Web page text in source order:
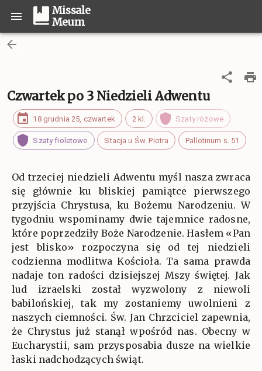
Missale
Meum
Czwartek po 3 Niedzieli Adwentu
18 grudnia 25, czwartek 2 kl. Szaty różowe
Szaty fioletowe Stacja u Św. Piotra Pallotinum s. 51
Od trzeciej niedzieli Adwentu myśl nasza zwraca
się głównie ku bliskiej pamiątce pierwszego
przyjścia Chrystusa, ku Bożemu Narodzeniu. W
tygodniu wspominamy dwie tajemnice radosne,
które poprzedziły Boże Narodzenie. Hasłem «Pan
jest blisko» rozpoczyna się od tej niedzieli
codzienna modlitwa Kościoła. Ta sama prawda
nadaje ton radości dzisiejszej Mszy świętej. Jak
lud izraelski został wyzwolony z niewoli
babilońskiej, tak my zostaniemy uwolnieni z
naszych ciemności. Św. Jan Chrzciciel zapewnia,
że Chrystus już stanął wpośród nas. Obecny w
Eucharystii, sam przysposabia dusze na wielkie
łaski nadchodzących świąt.